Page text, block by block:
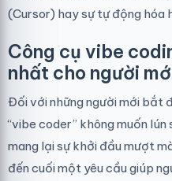
(Cursor) hay sự tự động hóa
Công cụ vibe
nhất cho người
Đối với những người mới bắt
“vibe coder” không muốn
mang lại sự khởi đầu mượt
đến cuối một yêu cầu giúp